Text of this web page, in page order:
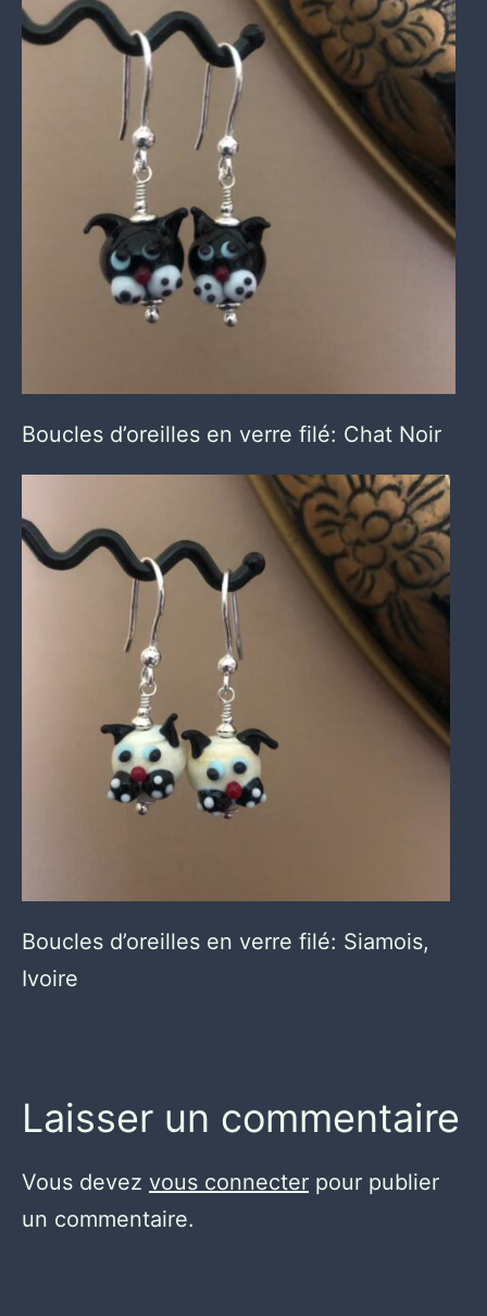
Boucles d’oreilles en verre filé: Chat Noir
Boucles d’oreilles en verre filé: Siamois,
Ivoire
Laisser un commentaire
Vous devez vous connecter pour publier
un commentaire.